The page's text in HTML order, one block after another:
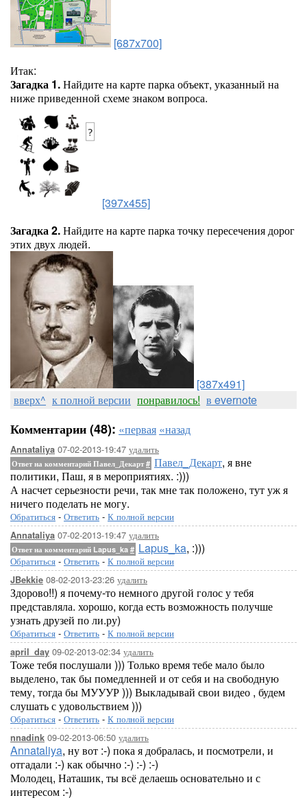
[687x700]
Итак:
Загадка 1.Найдите на карте парка объект, указанный на
ниже приведенной схеме знаком вопроса.
[397x455]
Загадка 2.Найдите на карте парка точку пересечения дорог
этих двух людей.
[387x491]
вверх^ к полной версии понравилось! в evernote
Комментарии (48): «первая «назад
Annataliya 07-02-2013-19:47 удалить
Ответ на комментарий Павел_Декарт# Павел_Декарт, я вне
политики, Паш, я в мероприятиях. :)))
А насчет серьезности речи, так мне так положено, тут уж я
ничего поделать не могу.
Обратиться - Ответить - К полной версии
Annataliya 07-02-2013-19:47 удалить
Ответ на комментарий Lapus_ka # Lapus_ka, :)))
Обратиться - Ответить - К полной версии
JBekkie 08-02-2013-23:26 удалить
Здорово!!) я почему-то немного другой голос у тебя
представляла. хорошо, когда есть возможность получше
узнать друзей по ли.ру)
Обратиться - Ответить - К полной версии
april_day 09-02-2013-02:34 удалить
Тоже тебя послушали ))) Только время тебе мало было
выделено, так бы помедленней и от себя и на свободную
тему, тогда бы МУУУР ))) Выкладывай свои видео , будем
слушать с удовольствием )))
Обратиться - Ответить - К полной версии
nnadink 09-02-2013-06:50 удалить
Annataliya, ну вот :-) пока я добралась, и посмотрели, и
отгадали :-) как обычно :-) :-) :-)
Молодец, Наташик, ты всё делаешь основательно и с
интересом :-)